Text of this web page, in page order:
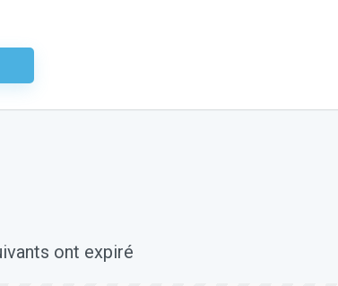
ont expiré